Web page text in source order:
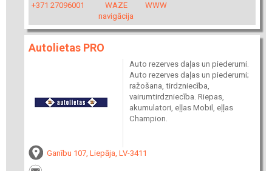
+371 27096001
WAZE
navigācija
WWW
Autolietas PRO
Auto rezerves daļas un piederumi.
Auto rezerves daļas un piederumi;
ražošana, tirdzniecība,
vairumtirdzniecība. Riepas,
akumulatori, eļļas Mobil, eļļas
Champion.
Ganību 107, Liepāja, LV-3411